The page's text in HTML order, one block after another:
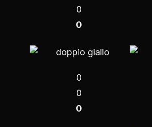
0
0
0
0
0